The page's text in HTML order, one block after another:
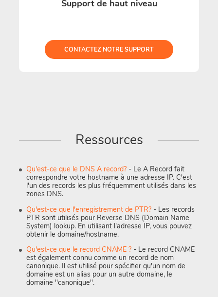
Support de haut niveau
CONTACTEZ NOTRE SUPPORT
Ressources
Qu'est-ce que le DNS A record? - Le A Record fait
correspondre votre hostname à une adresse IP. C'est
l'un des records les plus fréquemment utilisés dans les
zones DNS.
Qu'est-ce que l'enregistrement de PTR? - Les records
PTR sont utilisés pour Reverse DNS (Domain Name
System) lookup. En utilisant l'adresse IP, vous pouvez
obtenir le domaine/hostname.
Qu'est-ce que le record CNAME ? - Le record CNAME
est également connu comme un record de nom
canonique. Il est utilisé pour spécifier qu'un nom de
domaine est un alias pour un autre domaine, le
domaine "canonique".